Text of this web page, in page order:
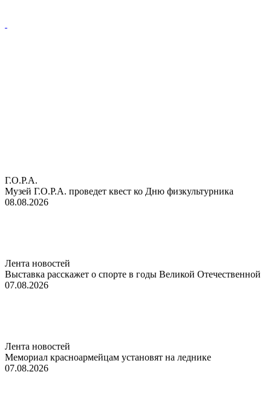
Г.О.Р.А.
Музей Г.О.Р.А. проведет квест ко Дню физкультурника
08.08.2026
Лента новостей
Выставка расскажет о спорте в годы Великой Отечественной
07.08.2026
Лента новостей
Мемориал красноармейцам установят на леднике
07.08.2026